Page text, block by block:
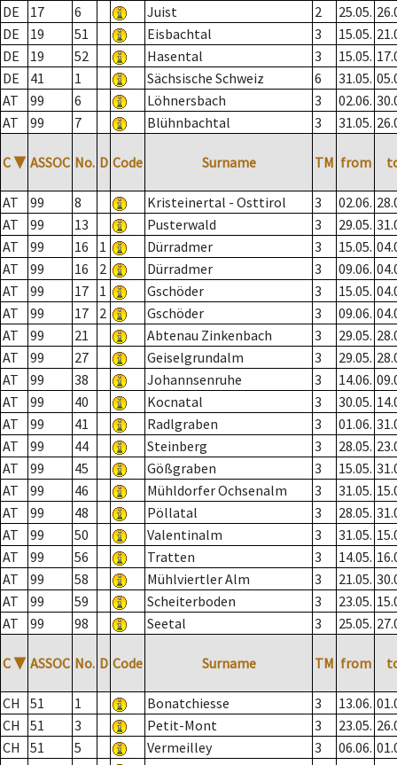
DE 17 6 Juist 2 25.05.
DE
19 51 Eisbachtal 3 15.05.
DE
19 52 Hasental 3 15.05.
DE
41 1 Sächsische Schweiz 6 31.05.
AT
99 6 Löhnersbach 3 02.06.
AT
99 7 Blühnbachtal 3 31.05.
C ▼ ASSOC No. D Code Surname TM from
AT 99 8 Kristeinertal - Osttirol 3 02.06.
AT
99 13 Pusterwald 3 29.05.
AT
99 16 1 Dürradmer 3 15.05.
AT
99 16 2 Dürradmer 3 09.06.
AT
99 17 1 Gschöder 3 15.05.
AT
99 17 2 Gschöder 3 09.06.
AT
99 21 Abtenau Zinkenbach 3 29.05.
AT
99 27 Geiselgrundalm 3 29.05.
AT
99 38 Johannsenruhe 3 14.06.
AT
99 40 Kocnatal 3 30.05.
AT
99 41 Radlgraben 3 01.06.
AT
99 44 Steinberg 3 28.05.
AT
99 45 Gößgraben 3 15.05.
AT
99 46 Mühldorfer Ochsenalm 3 31.05.
AT
99 48 Pöllatal 3 28.05.
AT
99 50 Valentinalm 3 31.05.
AT
99 56 Tratten 3 14.05.
AT
99 58 Mühlviertler Alm 3 21.05.
AT
99 59 Scheiterboden 3 23.05.
AT
99 98 Seetal 3 25.05.
C ▼ ASSOC No. D Code Surname TM from
CH 51 1 Bonatchiesse 3 13.06.
CH
51 3 Petit-Mont 3 23.05.
CH
51 5 Vermeilley 3 06.06.